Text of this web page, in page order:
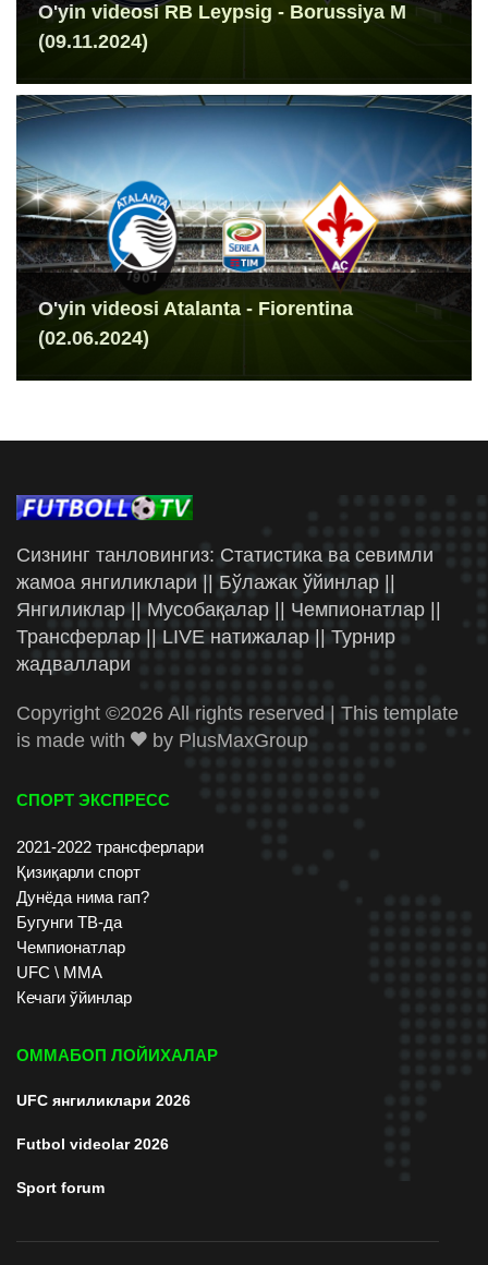
O'yin videosi RB Leypsig - Borussiya M
(09.11.2024)
O'yin videosi Atalanta - Fiorentina
(02.06.2024)
Сизнинг танловингиз: Статистика ва севимли
жамоа янгиликлари || Бўлажак ўйинлар ||
Янгиликлар || Мусобақалар || Чемпионатлар ||
Трансферлар || LIVE натижалар || Турнир
жадваллари
Copyright ©2026 All rights reserved | This template
is made with
by PlusMaxGroup
СПОРТ ЭКСПРЕСС
2021-2022 трансферлари
Қизиқарли спорт
Дунёда нима гап?
Бугунги ТВ-да
Чемпионатлар
UFC \ ММА
Кечаги ўйинлар
ОММАБОП ЛОЙИХАЛАР
UFC янгиликлари 2026
Futbol videolar 2026
Sport forum